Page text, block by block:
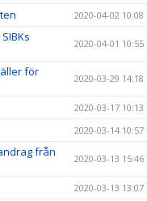
2020-04-02 10:08
2020-04-01 10:55
för
2020-03-29 14:18
2020-03-17 10:13
2020-03-14 10:57
från
2020-03-13 15:46
2020-03-13 13:07